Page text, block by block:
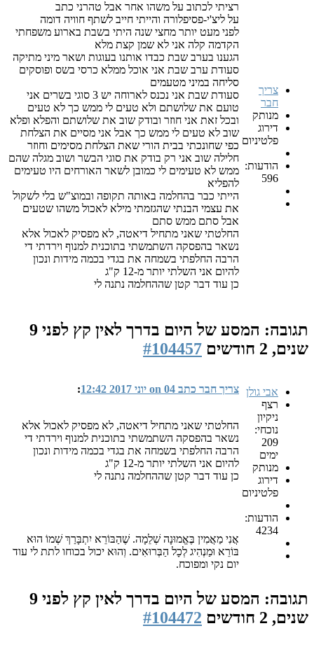
צריך
חבר
מנותק
דירוג
פלטיניום
הודעות:
596
רציתי לכתוב על משהו אחר אבל טהרני כתב
על ליצ'י-פסיפלורה והייתי חייב לשתף חוויה דומה
לפני מעט יותר מחצי שנה היתי בשבת בארוע משפחתי
הקדמה קלה אני לא שמן קצת מלא
הגענו בערב שבת כבדו אותנו בעוגות ושאר מיני מתיקה
סעודת ערב שבת אני אוכל ממלא כרסי בשס ופוסקים
סליחה במיני מטעמים
סעודת שבת אני נכנס לארוחה יש 3 סוגי בשרים אני
טועם את שלושתם ולא טעים לי ממש כך לא טעים
ובכל זאת אני חוזר ובודק שוב את שלושתם והפלא ופלא
שוב לא טעים לי ממש כך אבל אני מסיים את הצלחת
כפי שחונכתי בבית הורי שאת הצלחת מסימים וחוזר
חלילה שוב אני רק בודק את סוגי הבשר ושוב מגלה שהם
ממש לא טעימים לי כמובן לשאר האורחים היו טעימים
להפליא
הייתי כבר בהחלמה באותה תקופה ובמוצ"ש בלי לשקול
את עצמי הבנתי שהגזמתי מילא לאכול משהו שטעים
אבל סתם ממש סתם
החלטתי שאני מתחיל דיאטה, לא מפסיק לאכול אלא
נשאר בהפסקה השתמשתי בתוכנית למנוף וירדתי די
הרבה החלפתי בשמחה את בגדי בכמה מידות ונכון
להיום אני השלתי יותר מ-12 ק"ג
כן עוד דבר קטן שההחלמה נתנה לי
תגובה: המסע של היום בדרך לאין קץ
לפני 9
שנים, 2 חודשים
#104457
אבי גולן
רצף
ניקיון
נוכחי:
209
ימים
מנותק
דירוג
פלטיניום
הודעות:
4234
צריך חבר כתב on 04 יוני 2017 12:42 :
החלטתי שאני מתחיל דיאטה, לא מפסיק לאכול אלא
נשאר בהפסקה השתמשתי בתוכנית למנוף וירדתי די
הרבה החלפתי בשמחה את בגדי בכמה מידות ונכון
להיום אני השלתי יותר מ-12 ק"ג
כן עוד דבר קטן שההחלמה נתנה לי
אֲנִי מַאֲמִין בֶּאֱמוּנָה שְׁלֵמָה. שֶׁהַבּוֹרֵא יִתְבָּרַךְ שְׁמוֹ הוּא
בּוֹרֵא וּמַנְהִיג לְכָל הַבְּרוּאִים. וְהוּא יכול בכוחו לתת לי עוד
יום נקי ומפוכח.
תגובה: המסע של היום בדרך לאין קץ
לפני 9
שנים, 2 חודשים
#104472